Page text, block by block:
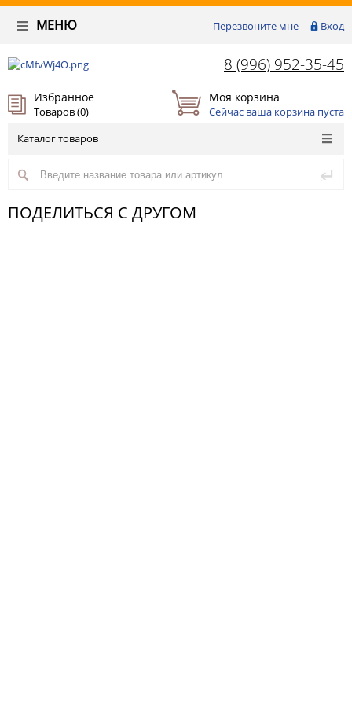
Перезвоните мне Вход
МЕНЮ
8 (996) 952-35-45
Избранное
Товаров (0)
Моя корзина
Сейчас ваша корзина пуста
Каталог товаров
ПОДЕЛИТЬСЯ С ДРУГОМ